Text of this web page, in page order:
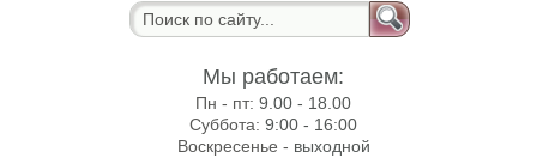
Мы работаем:
Пн - пт:9.00 - 18.00
Суббота:9:00 - 16:00
Воскресенье - выходной